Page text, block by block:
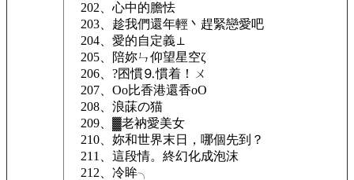
202、心中的膽怯
203、趁我們還年輕丶趕緊戀愛吧
204、愛的自定義⊥
205、陪妳ㄣ仰望星空ζ
206、?囨慣⒐慣着！ㄨ
207、Oo比香港還香oO
208、浪菋の猫
209、▓老衲愛美女
210、妳和世界末日，哪個先到？
211、這段情。終幻化成泡沫
212、冷眸╮